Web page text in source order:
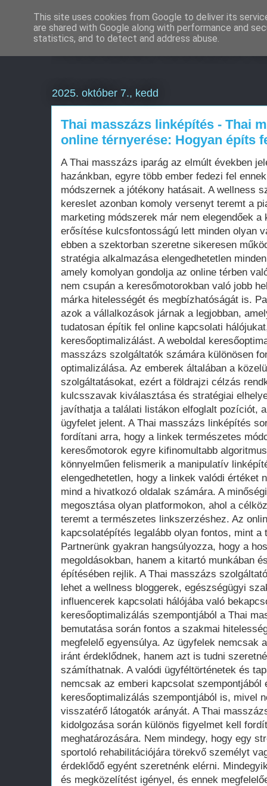
Weboldal készítés
2025. október 7., kedd
Thai masszázs linképítés - Thai
online térnyerése: Hogyan építs
A Thai masszázs iparág az elmúlt években
hazánkban, egyre több ember fedezi fel
módszernek a jótékony hatásait. A wellness
kereslet azonban komoly versenyt teremt a
marketing módszerek már nem elegendőek
erősítése kulcsfontosságú lett minden olyan
ebben a szektorban szeretne sikeresen
stratégia alkalmazása elengedhetetlen
amely komolyan gondolja az online térben
nem csupán a keresőmotorokban való jobb
márka hitelességét és megbízhatóságát is.
azok a vállalkozások járnak a legjobban,
tudatosan építik fel online kapcsolati
keresőoptimalizálást. A weboldal
masszázs szolgáltatók számára különösen
optimalizálása. Az emberek általában a
szolgáltatásokat, ezért a földrajzi célzás
kulcsszavak kiválasztása és stratégiai
javíthatja a találati listákon elfoglalt pozíciót,
ügyfelet jelent. A Thai masszázs linképítés
fordítani arra, hogy a linkek természetes
keresőmotorok egyre kifinomultabb
könnyelműen felismerik a manipulatív
elengedhetetlen, hogy a linkek valódi értéket
mind a hivatkozó oldalak számára. A
megosztása olyan platformokon, ahol a
teremt a természetes linkszerzéshez. Az
kapcsolatépítés legalább olyan fontos, mint a
Partnerünk gyakran hangsúlyozza, hogy a
megoldásokban, hanem a kitartó munkában
építésében rejlik. A Thai masszázs
lehet a wellness bloggerek, egészségügyi
influencerek kapcsolati hálójába való
keresőoptimalizálás szempontjából a Thai
bemutatása során fontos a szakmai
megfelelő egyensúlya. Az ügyfelek nemcsak
iránt érdeklődnek, hanem azt is tudni
számíthatnak. A valódi ügyféltörténetek és
nemcsak az emberi kapcsolat szempontjából
keresőoptimalizálás szempontjából is, mivel
visszatérő látogatók arányát. A Thai
kidolgozása során különös figyelmet kell
meghatározására. Nem mindegy, hogy egy
sportoló rehabilitációjára törekvő személyt
érdeklődő egyént szeretnénk elérni.
és megközelítést igényel, és ennek
This site uses cookies from Google to deliver its
are shared with Google along with performance and
statistics, and to detect and address abuse.